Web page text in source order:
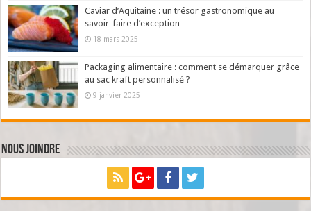
Caviar d’Aquitaine : un trésor gastronomique au
savoir-faire d’exception
18 mars 2025
Packaging alimentaire : comment se démarquer grâce
au sac kraft personnalisé ?
9 janvier 2025
Nous joindre